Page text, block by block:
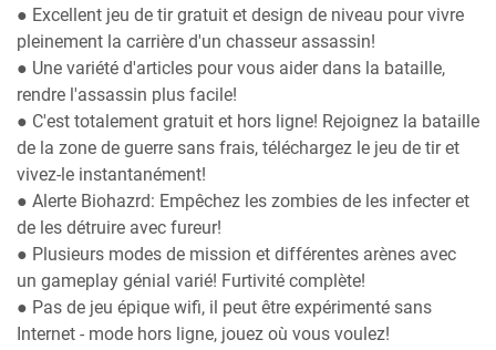
● Excellent jeu de tir gratuit et design de niveau pour vivre
pleinement la carrière d'un chasseur assassin!
● Une variété d'articles pour vous aider dans la bataille,
rendre l'assassin plus facile!
● C'est totalement gratuit et hors ligne! Rejoignez la bataille
de la zone de guerre sans frais, téléchargez le jeu de tir et
vivez-le instantanément!
● Alerte Biohazrd: Empêchez les zombies de les infecter et
de les détruire avec fureur!
● Plusieurs modes de mission et différentes arènes avec
un gameplay génial varié! Furtivité complète!
● Pas de jeu épique wifi, il peut être expérimenté sans
Internet - mode hors ligne, jouez où vous voulez!